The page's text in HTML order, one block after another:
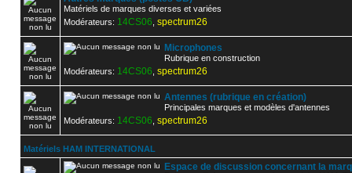
Matériels de marques diverses et variées
Modérateurs: 14CS06 spectrum26
Microphones
Rubrique en construction
Modérateurs: 14CS06 spectrum26
Antennes (rubrique en création)
Principales marques et modèles d'antennes
Modérateurs: 14CS06 spectrum26
Matériels HAM INTERNATIONAL
Espace de discussion concernant la